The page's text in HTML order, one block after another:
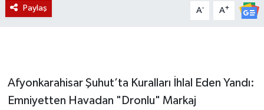
Paylaş A- A+
Afyonkarahisar Şuhut’ta Kuralları İhlal Eden Yandı:
Emniyetten Havadan "Dronlu" Markaj